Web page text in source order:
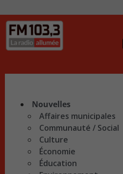
Nouvelles
Affaires municipales
Communauté / Social
Culture
Économie
Éducation